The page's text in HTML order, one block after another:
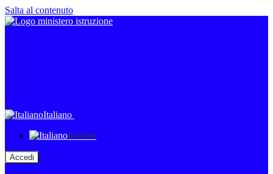
Salta al contenuto
Italiano
Italiano
Accedi